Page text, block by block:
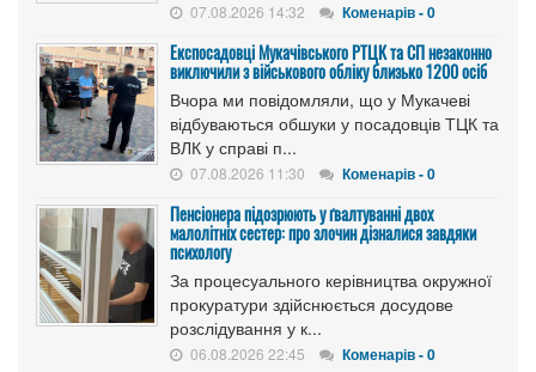
07.08.2026 14:32 Коменарів - 0
Експосадовці Мукачівського РТЦК та СП незаконно
виключили з військового обліку близько 1200 осіб
Вчора ми повідомляли, що у Мукачеві
відбуваються обшуки у посадовців ТЦК та
ВЛК у справі п...
07.08.2026 11:30 Коменарів - 0
Пенсіонера підозрюють у ґвалтуванні двох
малолітніх сестер: про злочин дізналися завдяки
психологу
За процесуального керівництва окружної
прокуратури здійснюється досудове
розслідування у к...
06.08.2026 22:45 Коменарів - 0